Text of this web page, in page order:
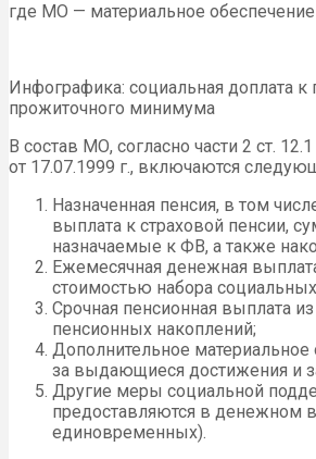
где МО — материальное
Инфографика: социальная доплата к
прожиточного минимума
В состав МО, согласно части 2 ст.
от 17.07.1999 г., включаются
Назначенная пенсия, в том
выплата к страховой пенсии,
назначаемые к ФВ, а также
Ежемесячная денежная
стоимостью набора
Срочная пенсионная выплата
пенсионных накоплений;
Дополнительное
за выдающиеся достижения и
Другие меры социальной
предоставляются в денежном
единовременных).